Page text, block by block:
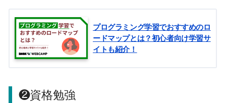
プログラミング学習でおすすめのロ
ードマップとは？初心者向け学習サ
イトも紹介！
❷資格勉強